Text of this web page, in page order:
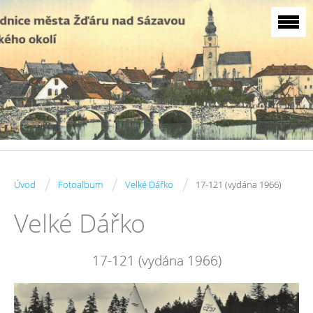
Úvod / Fotoalbum / Velké Dářko / 17-121 (vydána 1966)
Velké Dářko
17-121 (vydána 1966)